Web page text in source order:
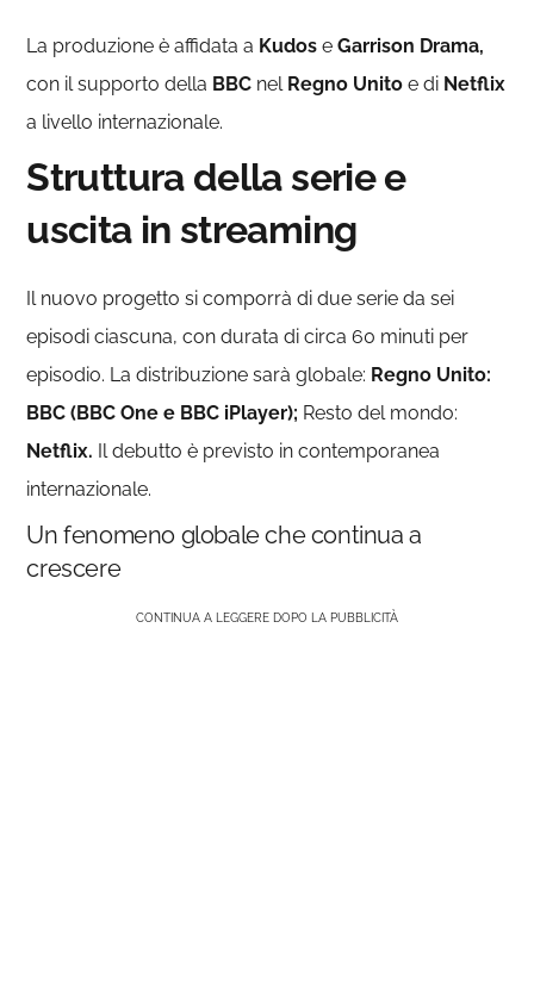
La produzione è affidata a Kudos eGarrison Drama,
con il supporto della BBC nel Regno Unito e di Netflix
a livello internazionale.
Struttura della serie e
uscita in streaming
Il nuovo progetto si comporrà di due serie da sei
episodi ciascuna, con durata di circa 60 minuti per
episodio. La distribuzione sarà globale: Regno Unito:
BBC (BBC One e BBC iPlayer); Resto del mondo:
Netflix. Il debutto è previsto in contemporanea
internazionale.
Un fenomeno globale che continua a
crescere
CONTINUA A LEGGERE DOPO LA PUBBLICITÀ